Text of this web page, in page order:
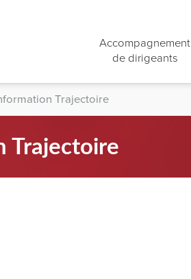
Accompagnement
de dirigeants
Trajectoire
Trajectoire